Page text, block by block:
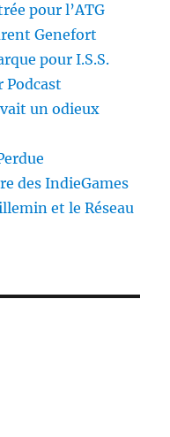
pour l’ATG
Genefort
pour I.S.S.
Podcast
un odieux
des IndieGames
et le Réseau